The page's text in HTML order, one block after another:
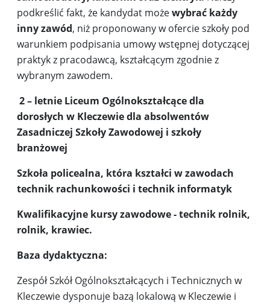
podkreślić fakt, że kandydat możewybrać każdy
inny zawód, niż proponowany w ofercie szkoły pod
warunkiem podpisania umowy wstępnej dotyczącej
praktyk z pracodawcą, kształcącym zgodnie z
wybranym zawodem.
2 – letnie Liceum Ogólnokształcące dla
dorosłych w Kleczewie dla absolwentów
Zasadniczej Szkoły Zawodowej i szkoły
branżowej
Szkoła policealna, która kształci w zawodach
technik rachunkowości i technik informatyk
Kwalifikacyjne kursy zawodowe - technik rolnik,
rolnik, krawiec.
Baza dydaktyczna:
Zespół Szkół Ogólnokształcących i Technicznych w
Kleczewie dysponuje bazą lokalową w Kleczewie i